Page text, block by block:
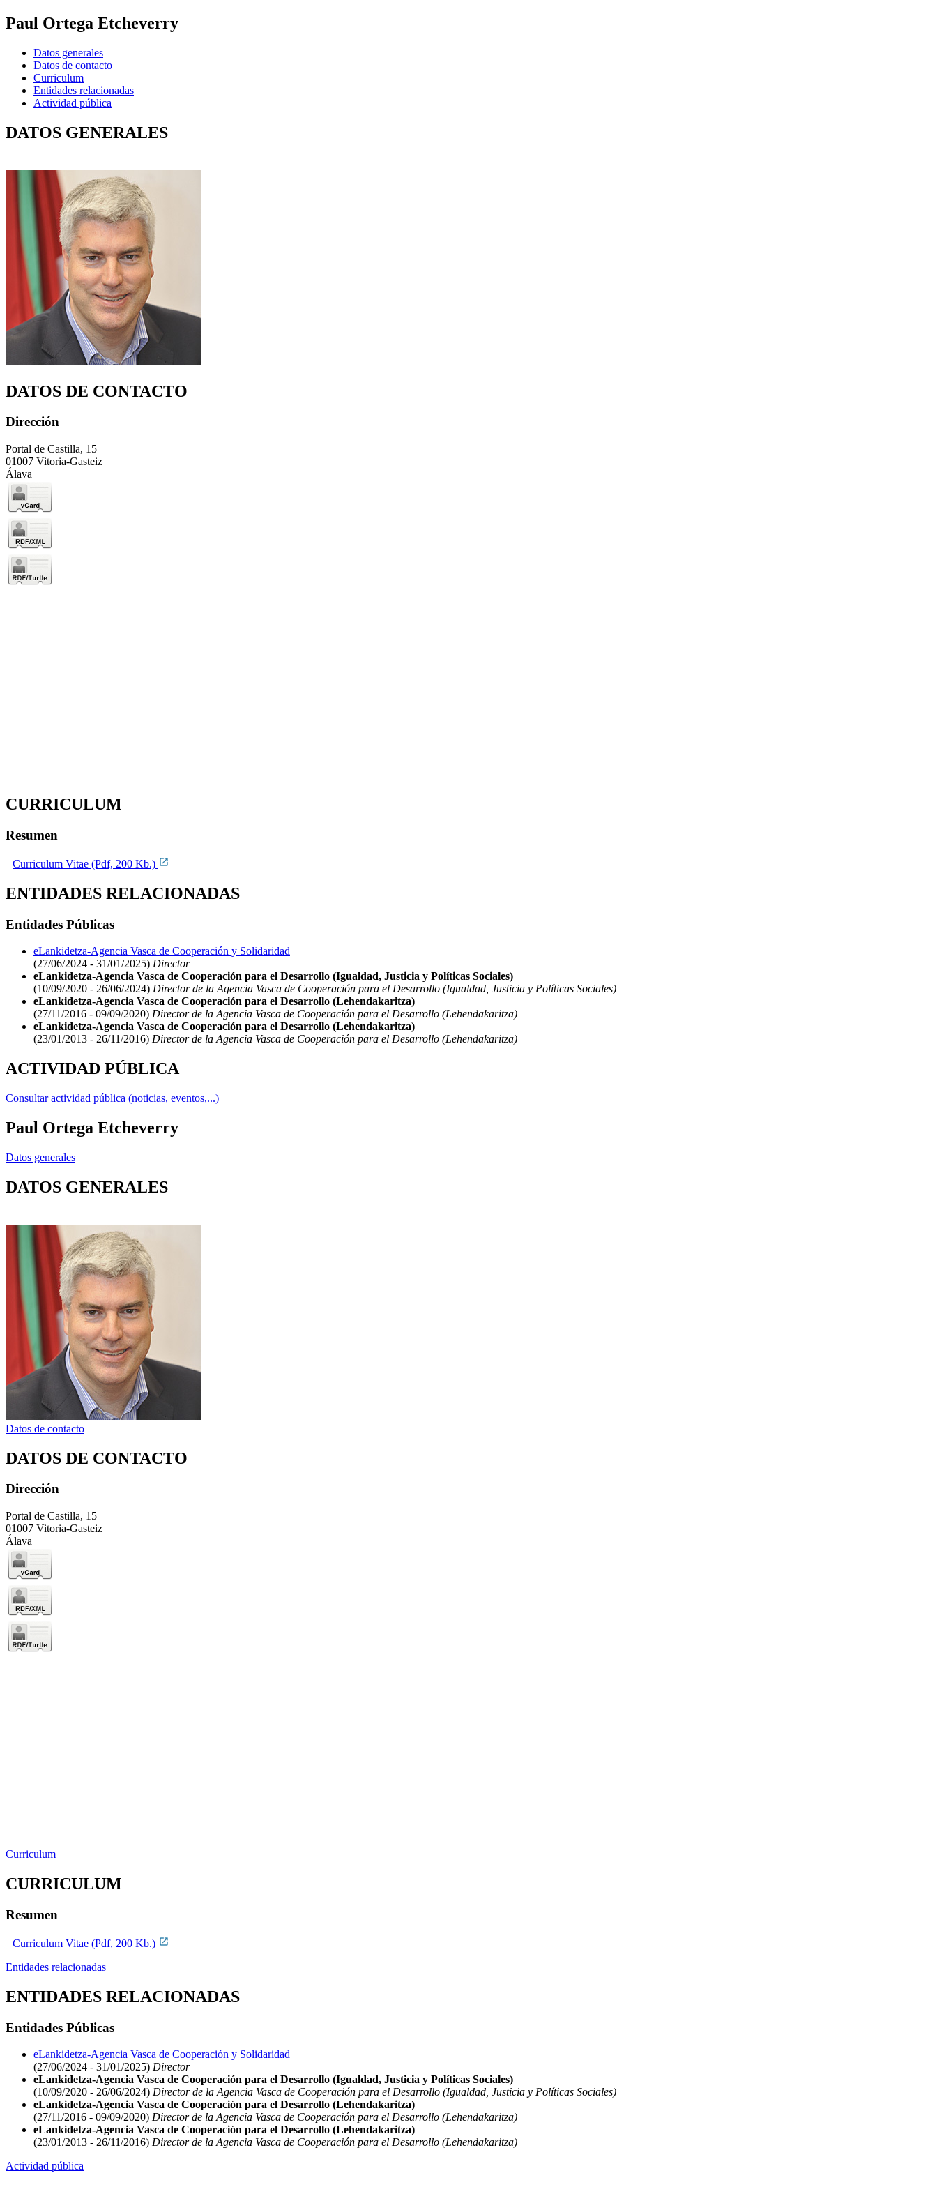
Paul Ortega Etcheverry
Datos generales
Datos de contacto
Curriculum
Entidades relacionadas
Actividad pública
DATOS GENERALES
DATOS DE CONTACTO
Dirección
Portal de Castilla, 15
01007 Vitoria-Gasteiz
Álava
CURRICULUM
Resumen
Curriculum Vitae (Pdf, 200 Kb.)
ENTIDADES RELACIONADAS
Entidades Públicas
eLankidetza-Agencia Vasca de Cooperación y Solidaridad
(27/06/2024 - 31/01/2025) Director
eLankidetza-Agencia Vasca de Cooperación para el Desarrollo (Igualdad, Justicia y Políticas Sociales)
(10/09/2020 - 26/06/2024) Director de la Agencia Vasca de Cooperación para el Desarrollo (Igualdad, Justicia y Políticas Sociales)
eLankidetza-Agencia Vasca de Cooperación para el Desarrollo (Lehendakaritza)
(27/11/2016 - 09/09/2020) Director de la Agencia Vasca de Cooperación para el Desarrollo (Lehendakaritza)
eLankidetza-Agencia Vasca de Cooperación para el Desarrollo (Lehendakaritza)
(23/01/2013 - 26/11/2016) Director de la Agencia Vasca de Cooperación para el Desarrollo (Lehendakaritza)
ACTIVIDAD PÚBLICA
Consultar actividad pública (noticias, eventos,...)
Paul Ortega Etcheverry
Datos generales
DATOS GENERALES
Datos de contacto
DATOS DE CONTACTO
Dirección
Portal de Castilla, 15
01007 Vitoria-Gasteiz
Álava
Curriculum
CURRICULUM
Resumen
Curriculum Vitae (Pdf, 200 Kb.)
Entidades relacionadas
ENTIDADES RELACIONADAS
Entidades Públicas
eLankidetza-Agencia Vasca de Cooperación y Solidaridad
(27/06/2024 - 31/01/2025) Director
eLankidetza-Agencia Vasca de Cooperación para el Desarrollo (Igualdad, Justicia y Políticas Sociales)
(10/09/2020 - 26/06/2024) Director de la Agencia Vasca de Cooperación para el Desarrollo (Igualdad, Justicia y Políticas Sociales)
eLankidetza-Agencia Vasca de Cooperación para el Desarrollo (Lehendakaritza)
(27/11/2016 - 09/09/2020) Director de la Agencia Vasca de Cooperación para el Desarrollo (Lehendakaritza)
eLankidetza-Agencia Vasca de Cooperación para el Desarrollo (Lehendakaritza)
(23/01/2013 - 26/11/2016) Director de la Agencia Vasca de Cooperación para el Desarrollo (Lehendakaritza)
Actividad pública